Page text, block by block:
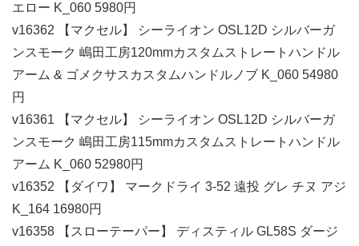
エロー K_060 5980円
v16362 【マクセル】 シーライオン OSL12D シルバーガ
ンスモーク 嶋田工房120mmカスタムストレートハンドル
アーム & ゴメクサスカスタムハンドルノブ K_060 54980
円
v16361 【マクセル】 シーライオン OSL12D シルバーガ
ンスモーク 嶋田工房115mmカスタムストレートハンドル
アーム K_060 52980円
v16352 【ダイワ】 マークドライ 3-52 遠投 グレ チヌ アジ
K_164 16980円
v16358 【スローテーパー】 ディスティル GL58S ダージ